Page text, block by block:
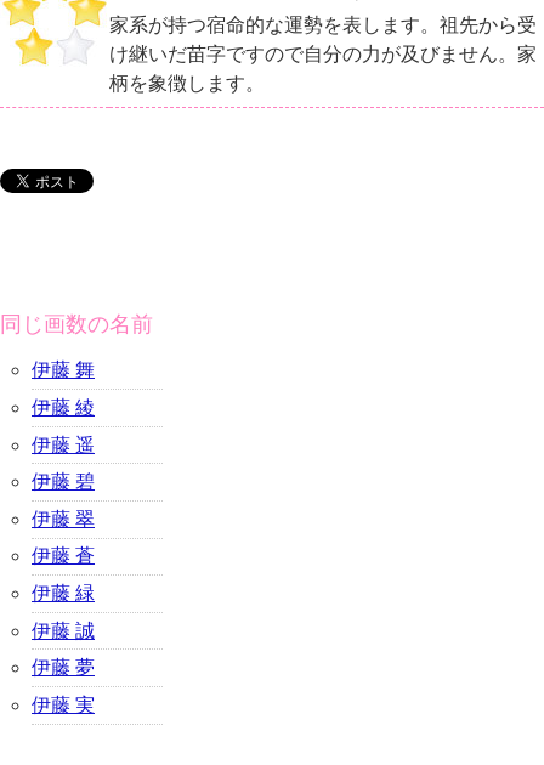
家系が持つ宿命的な運勢を表します。祖先から受
け継いだ苗字ですので自分の力が及びません。家
柄を象徴します。
同じ画数の名前
伊藤 舞
伊藤 綾
伊藤 遥
伊藤 碧
伊藤 翠
伊藤 蒼
伊藤 緑
伊藤 誠
伊藤 夢
伊藤 実